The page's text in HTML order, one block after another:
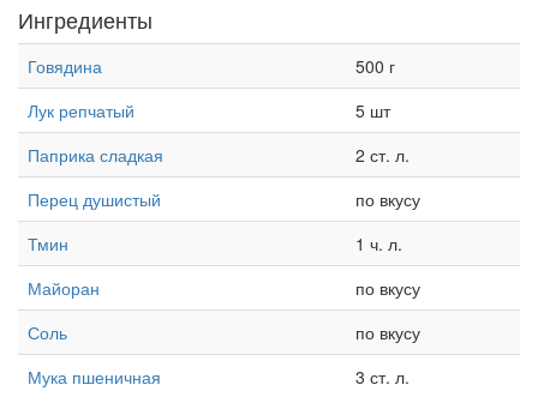
Ингредиенты
Говядина
500 г
Лук репчатый
5 шт
Паприка сладкая
2 ст. л.
Перец душистый
по вкусу
Тмин
1 ч. л.
Майоран
по вкусу
Соль
по вкусу
Мука пшеничная
3 ст. л.